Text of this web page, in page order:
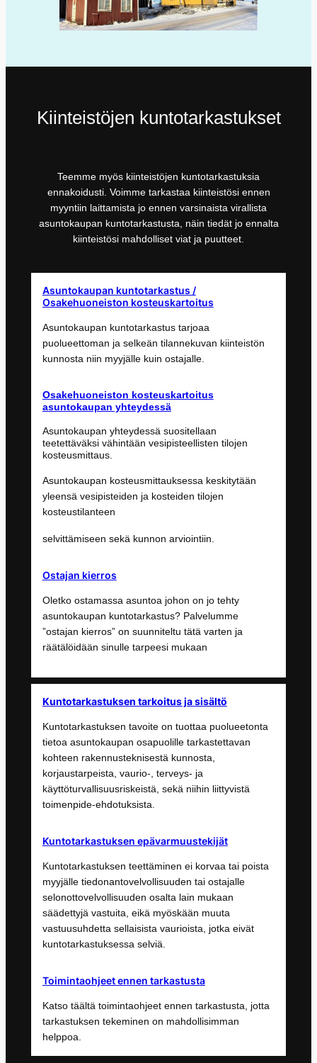
Kiinteistöjen kuntotarkastukset
Teemme myös kiinteistöjen kuntotarkastuksia
ennakoidusti. Voimme tarkastaa kiinteistösi ennen
myyntiin laittamista jo ennen varsinaista virallista
asuntokaupan kuntotarkastusta, näin tiedät jo ennalta
kiinteistösi mahdolliset viat ja puutteet.
Asuntokaupan kuntotarkastus /
Osakehuoneiston kosteuskartoitus
Asuntokaupan kuntotarkastus tarjoaa
puolueettoman ja selkeän tilannekuvan kiinteistön
kunnosta niin myyjälle kuin ostajalle.
Osakehuoneiston kosteuskartoitus
asuntokaupan yhteydessä
Asuntokaupan yhteydessä suositellaan
teetettäväksi vähintään vesipisteellisten tilojen
kosteusmittaus.
Asuntokaupan kosteusmittauksessa keskitytään
yleensä vesipisteiden ja kosteiden tilojen
kosteustilanteen
selvittämiseen sekä kunnon arviointiin.
Ostajan kierros
Oletko ostamassa asuntoa johon on jo tehty
asuntokaupan kuntotarkastus? Palvelumme
”ostajan kierros” on suunniteltu tätä varten ja
räätälöidään sinulle tarpeesi mukaan
Kuntotarkastuksen tarkoitus ja sisältö
Kuntotarkastuksen tavoite on tuottaa puolueetonta
tietoa asuntokaupan osapuolille tarkastettavan
kohteen rakennusteknisestä kunnosta,
korjaustarpeista, vaurio-, terveys- ja
käyttöturvallisuusriskeistä, sekä niihin liittyvistä
toimenpide-ehdotuksista.
Kuntotarkastuksen epävarmuustekijät
Kuntotarkastuksen teettäminen ei korvaa tai poista
myyjälle tiedonantovelvollisuuden tai ostajalle
selonottovelvollisuuden osalta lain mukaan
säädettyjä vastuita, eikä myöskään muuta
vastuusuhdetta sellaisista vaurioista, jotka eivät
kuntotarkastuksessa selviä.
Toimintaohjeet ennen tarkastusta
Katso täältä toimintaohjeet ennen tarkastusta, jotta
tarkastuksen tekeminen on mahdollisimman
helppoa.